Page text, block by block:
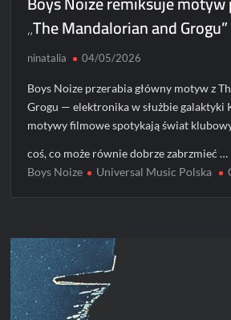
„The Mandalorian and Grogu”
ninatalia 04/05/2026
Boys Noize przerabia główny motyw z
Grogu — elektronika w służbie galaktyki
motywy filmowe spotykają świat
coś, co może równie dobrze zabrzmieć …
Boys Noize Universal Music Polska